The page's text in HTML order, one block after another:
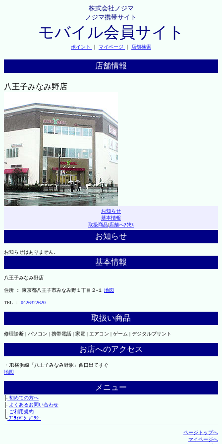
株式会社ノジマ
ノジマ携帯サイト
モバイル会員サイト
ポイント ｜ マイページ ｜ 店舗検索
店舗情報
八王子みなみ野店
お知らせ
基本情報
取扱商品|店舗へｱｸｾｽ
お知らせ
お知らせはありません。
基本情報
八王子みなみ野店
住所 ： 東京都八王子市みなみ野１丁目２-１ 地図
TEL ： 0426322620
取扱い商品
修理診断 | パソコン | 携帯電話 | 家電 | エアコン | ゲーム | デジタルプリント
お店へのアクセス
・JR横浜線「八王子みなみ野駅」西口出てすぐ
地図
メニュー
├初めての方へ
├ よくあるお問い合わせ
├ご利用規約
└ﾌﾟﾗｲﾊﾞｼｰﾎﾟﾘｼｰ
ページトップへ
マイページへ